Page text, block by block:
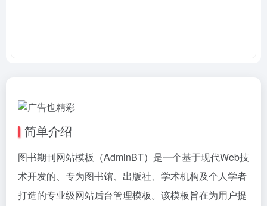
简单介绍
图书期刊网站模板（AdminBT）是一个基于现代Web技
术开发的、专为图书馆、出版社、学术机构及个人学者
打造的专业级网站后台管理模板。该模板旨在为用户提